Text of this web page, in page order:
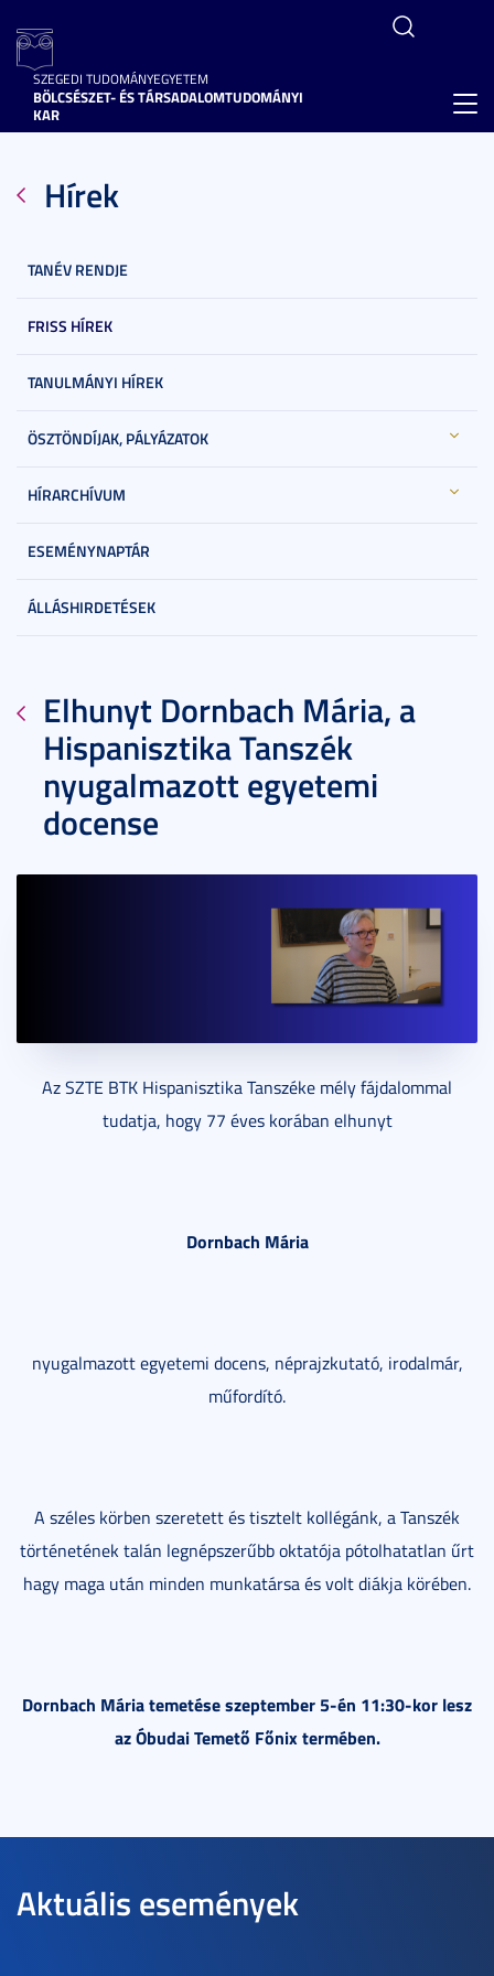
SZEGEDI TUDOMÁNYEGYETEM
BÖLCSÉSZET- ÉS TÁRSADALOMTUDOMÁNYI
KAR
Hírek
TANÉV RENDJE
FRISS HÍREK
TANULMÁNYI HÍREK
ÖSZTÖNDÍJAK, PÁLYÁZATOK
HÍRARCHÍVUM
ESEMÉNYNAPTÁR
ÁLLÁSHIRDETÉSEK
Elhunyt Dornbach Mária, a
Hispanisztika Tanszék
nyugalmazott egyetemi
docense
Az SZTE BTK Hispanisztika Tanszéke mély fájdalommal
tudatja, hogy 77 éves korában elhunyt
Dornbach Mária
nyugalmazott egyetemi docens, néprajzkutató, irodalmár,
műfordító.
A széles körben szeretett és tisztelt kollégánk, a Tanszék
történetének talán legnépszerűbb oktatója pótolhatatlan űrt
hagy maga után minden munkatársa és volt diákja körében.
Dornbach Mária temetése szeptember 5-én 11:30-kor lesz
az Óbudai Temető Főnix termében.
Aktuális események